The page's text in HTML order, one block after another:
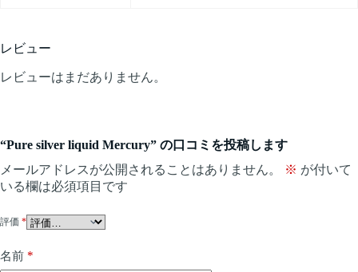
レビュー
レビューはまだありません。
“Pure silver liquid Mercury” の口コミを投稿します
メールアドレスが公開されることはありません。
※ が付いて
いる欄は必須項目です
評価 *
名前 *